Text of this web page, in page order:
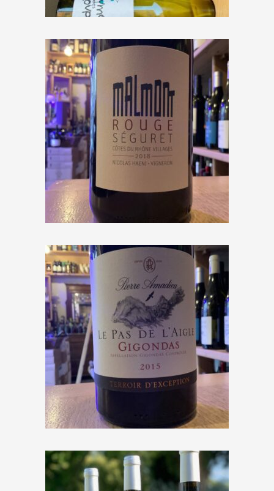
10,90
Malmont « Séguret » 2018
Pierre Amadieu « Le Pas de
l’Aigle » 2016